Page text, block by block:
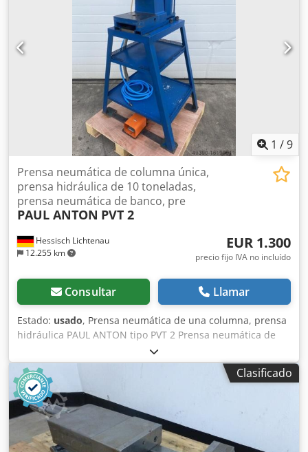
1 /9
Hessisch Lichtenau
12.255 km
Prensa neumática de columna única,
prensa hidráulica de 10 toneladas,
prensa neumática de banco, pre
PAUL ANTON PVT 2
EUR 1.300
precio fijo IVA no incluído
Consultar Llamar
Estado: usado, Prensa neumática de una columna, prensa
hidráulica PAUL ANTON tipo PVT 2 Prensa neumática de
mesa, prensa de estampación Nº 97148 Año de fabricación
aprox. 1980 Fuerza de presión: 10 ton profundidad de
garganta: 100 mm Carrera del émbolo: 25 mm aprox.
Superficie del émbolo: Ø 32 mm Tamaño de la mesa: 250 x
220 mm Apertura de la mesa: 53 x 53 mm Altura de la
mesa: 1060 mm Altura de instalación: 155 mm -
Construcción muy estable - Prensa hidroneumática con
Clasificado